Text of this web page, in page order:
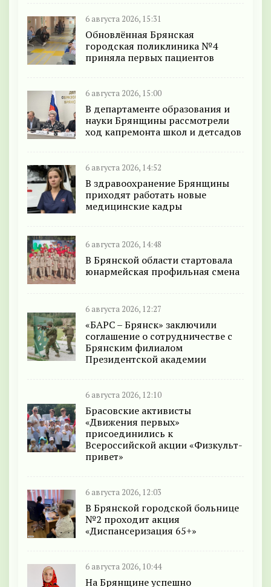
6 августа 2026, 15:31
Обновлённая Брянская
городская поликлиника №4
приняла первых пациентов
6 августа 2026, 15:00
В департаменте образования и
науки Брянщины рассмотрели
ход капремонта школ и детсадов
6 августа 2026, 14:52
В здравоохранение Брянщины
приходят работать новые
медицинские кадры
6 августа 2026, 14:48
В Брянской области стартовала
юнармейская профильная смена
6 августа 2026, 12:27
«БАРС – Брянск» заключили
соглашение о сотрудничестве с
Брянским филиалом
Президентской академии
6 августа 2026, 12:10
Брасовские активисты
«Движения первых»
присоединились к
Всероссийской акции «Физкульт-
привет»
6 августа 2026, 12:03
В Брянской городской больнице
№2 проходит акция
«Диспансеризация 65+»
6 августа 2026, 10:44
На Брянщине успешно